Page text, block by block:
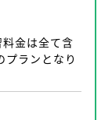
金は全て含
プランとなり